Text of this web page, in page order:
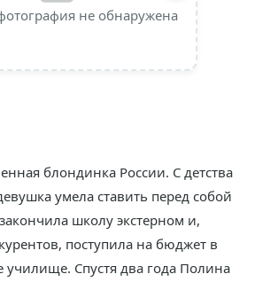
не обнаружена
блондинка России. С детства
умела ставить перед собой
школу экстерном и,
поступила на бюджет в
училище. Спустя два года Полина